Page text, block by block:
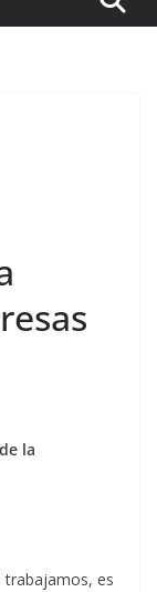
la
trabajamos, es